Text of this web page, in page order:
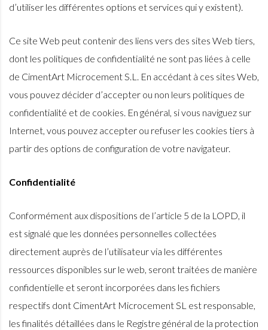
d’utiliser les différentes options et services qui y existent).
Ce site Web peut contenir des liens vers des sites Web tiers,
dont les politiques de confidentialité ne sont pas liées à celle
de CimentArt Microcement S.L. En accédant à ces sites Web,
vous pouvez décider d’accepter ou non leurs politiques de
confidentialité et de cookies. En général, si vous naviguez sur
Internet, vous pouvez accepter ou refuser les cookies tiers à
partir des options de configuration de votre navigateur.
Confidentialité
Conformément aux dispositions de l’article 5 de la LOPD, il
est signalé que les données personnelles collectées
directement auprès de l’utilisateur via les différentes
ressources disponibles sur le web, seront traitées de manière
confidentielle et seront incorporées dans les fichiers
respectifs dont CimentArt Microcement SL est responsable,
les finalités détaillées dans le Registre général de la protection